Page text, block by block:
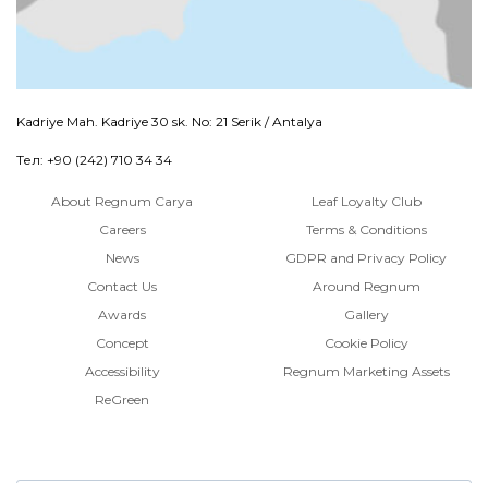
Kadriye Mah. Kadriye 30 sk. No: 21 Serik / Antalya
Тел: +90 (242) 710 34 34
About Regnum Carya
Careers
News
Contact Us
Awards
Concept
Accessibility
ReGreen
Leaf Loyalty Club
Terms & Conditions
GDPR and Privacy Policy
Around Regnum
Gallery
Cookie Policy
Regnum Marketing Assets